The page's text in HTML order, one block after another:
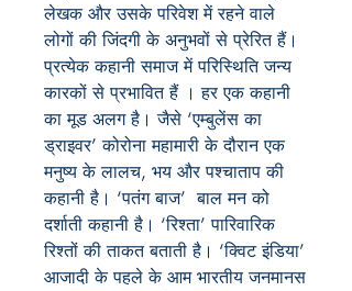
लेखक और उसके परिवेश में रहने वाले
लोगों की जिंदगी के अनुभवों से प्रेरित हैं।
प्रत्येक कहानी समाज में परिस्थिति जन्य
कारकों से प्रभावित हैं । हर एक कहानी
का मूड अलग है। जैसे ‘एम्बुलेंस का
ड्राइवर’ कोरोना महामारी के दौरान एक
मनुष्य के लालच, भय और पश्चाताप की
कहानी है। ‘पतंग बाज’ बाल मन को
दर्शाती कहानी है। ‘रिश्ता’ पारिवारिक
रिश्तों की ताकत बताती है। ‘क्विट इंडिया’
आजादी के पहले के आम भारतीय जनमानस